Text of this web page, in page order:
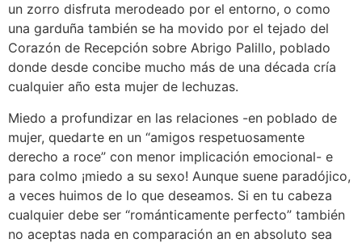
un zorro disfruta merodeado por el entorno, o como
una garduña también se ha movido por el tejado del
Corazón de Recepción sobre Abrigo Palillo, poblado
donde desde concibe mucho más de una década cría
cualquier año esta mujer de lechuzas.
Miedo a profundizar en las relaciones -en poblado de
mujer, quedarte en un “amigos respetuosamente
derecho a roce” con menor implicación emocional- e
para colmo ¡miedo a su sexo! Aunque suene paradójico,
a veces huimos de lo que deseamos. Si en tu cabeza
cualquier debe ser “románticamente perfecto” también
no aceptas nada en comparación an en absoluto sea